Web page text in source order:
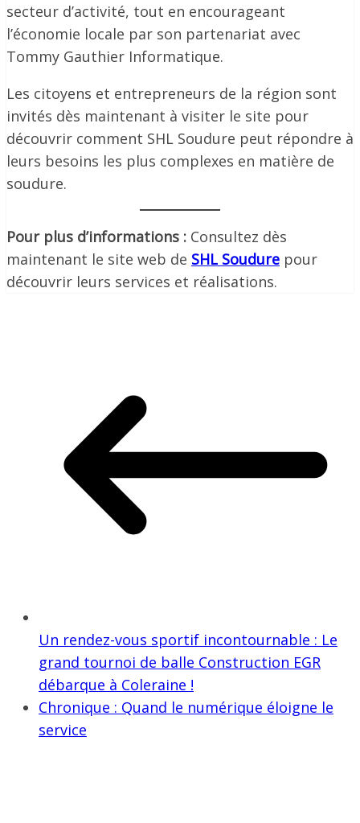
secteur d’activité, tout en encourageant
l’économie locale par son partenariat avec
Tommy Gauthier Informatique.
Les citoyens et entrepreneurs de la région sont
invités dès maintenant à visiter le site pour
découvrir comment SHL Soudure peut répondre à
leurs besoins les plus complexes en matière de
soudure.
Pour plus d’informations : Consultez dès
maintenant le site web de SHL Soudure pour
découvrir leurs services et réalisations.
Un rendez-vous sportif incontournable : Le
grand tournoi de balle Construction EGR
débarque à Coleraine !
Chronique : Quand le numérique éloigne le
service